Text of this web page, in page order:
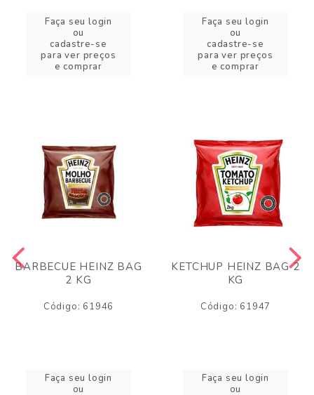
Faça seu login
ou
cadastre-se
para ver preços
e comprar
Faça seu login
ou
cadastre-se
para ver preços
e comprar
BARBECUE HEINZ BAG
2 KG
Código: 61946
Faça seu login
ou
KETCHUP HEINZ BAG 2
KG
Código: 61947
Faça seu login
ou